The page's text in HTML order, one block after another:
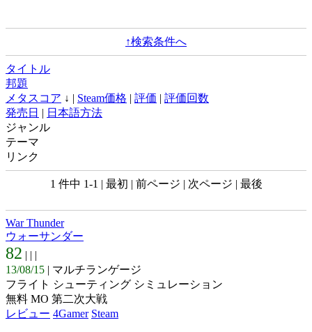
↑検索条件へ
タイトル
邦題
メタスコア ↓ | Steam価格 | 評価 | 評価回数
発売日 | 日本語方法
ジャンル
テーマ
リンク
1 件中 1-1 | 最初 | 前ページ | 次ページ | 最後
War Thunder
ウォーサンダー
82 | | |
13/08/15 | マルチランゲージ
フライト シューティング シミュレーション
無料 MO 第二次大戦
レビュー 4Gamer Steam